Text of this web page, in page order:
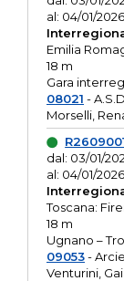
al: 04/01/2026
Emilia
18 m
Gara
08021 -
Morselli,
dal: 03/01/
al: 04/01/2026
Toscana:
18 m
Ugnano –
09053-
Venturini,